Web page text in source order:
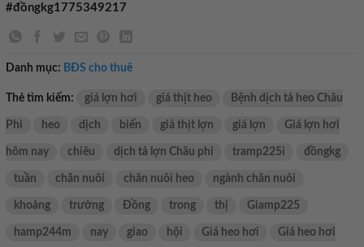
#đồngkg1775349217
Danh mục: BĐS cho thuê
Thẻ tìm kiếm: giá lợn hơi giá thịt heo Bệnh dịch tả heo Châu
Phi heo dịch biến giá thịt lợn giá lợn Giá lợn hơi
hôm nay chiêu dịch tả lợn Châu phi tramp225i đồngkg
tuần chăn nuôi chăn nuôi heo ngành chăn nuôi
khoảng trưởng Đồng trong thị Giamp225
hamp244m nay giao hội Giá heo hơi Giá heo hơi